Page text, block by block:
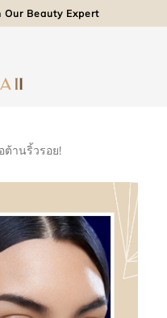
Our Beauty Expert
ต้านริ้วรอย!